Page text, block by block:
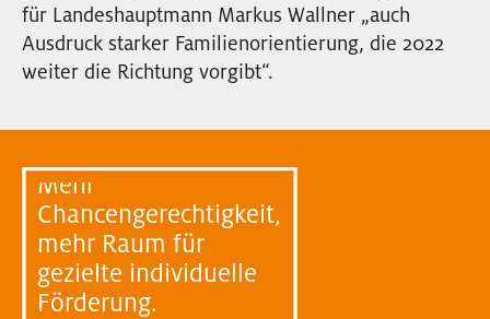
für Landeshauptmann Markus Wallner „auch
Ausdruck starker Familienorientierung, die 2022
weiter die Richtung vorgibt“.
Mehr
Chancengerechtigkeit,
mehr Raum für
gezielte individuelle
Förderung.